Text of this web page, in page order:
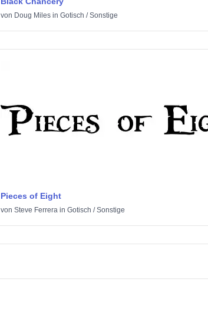
von Doug Milesin Gotisch /Sonstige
Pieces of Eight
von Steve Ferrerain Gotisch /Sonstige